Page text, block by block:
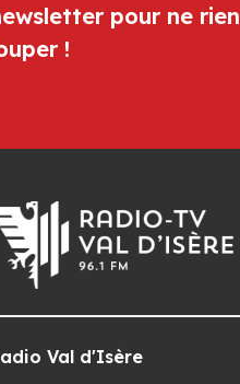
pour ne rien
!
Val d'Isère